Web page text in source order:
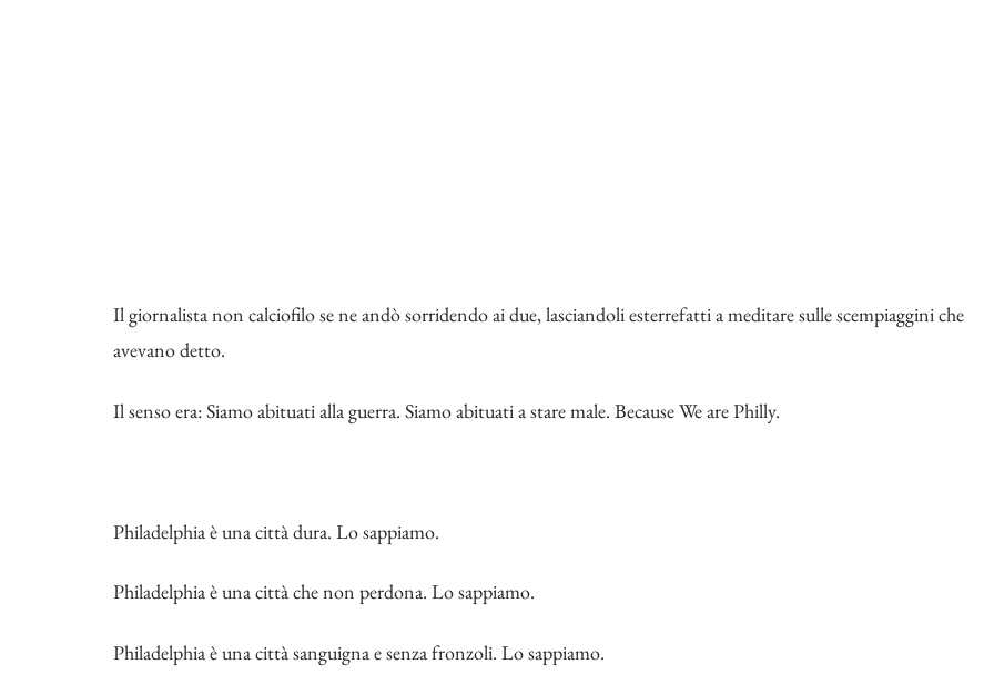
Il giornalista non calciofilo se ne andò sorridendo ai due, lasciandoli esterrefatti a meditare sulle scempiaggini che
avevano detto.
Il senso era: Siamo abituati alla guerra. Siamo abituati a stare male. Because We are Philly.
Philadelphia è una città dura. Lo sappiamo.
Philadelphia è una città che non perdona. Lo sappiamo.
Philadelphia è una città sanguigna e senza fronzoli. Lo sappiamo.